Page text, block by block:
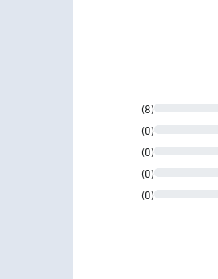
(8)
(0)
(0)
(0)
(0)